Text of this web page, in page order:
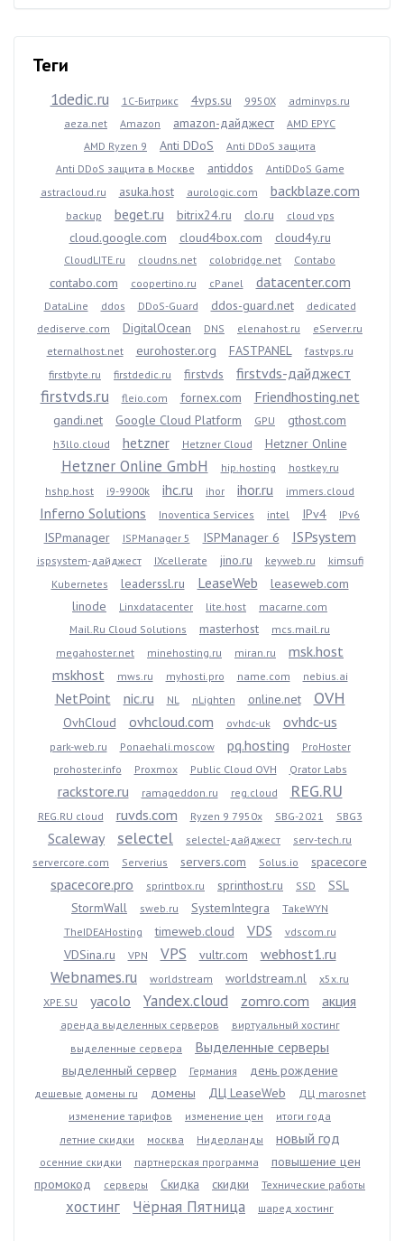
Теги
1dedic.ru 1С-Битрикс 4vps.su 9950X
adminvps.ru
aeza.net
Amazon amazon-дайджест
AMD EPYC
AMD Ryzen 9
Anti DDoS
Anti DDoS защита
Anti DDoS защита в Москве
antiddos
AntiDDoS Game
astracloud.ru
asuka.host aurologic.com backblaze.com
backup beget.ru bitrix24.ru clo.ru cloud vps
cloud.google.com cloud4box.com cloud4y.ru
CloudLITE.ru cloudns.net colobridge.net Contabo
contabo.com coopertino.ru cPanel datacenter.com
DataLine ddos DDoS-Guard ddos-guard.net
dedicated
dediserve.com
DigitalOcean DNS elenahost.ru
eServer.ru
eternalhost.net
eurohoster.org FASTPANEL
fastvps.ru
firstbyte.ru
firstdedic.ru firstvds firstvds-дайджест
firstvds.ru fleio.com fornex.com Friendhosting.net
gandi.net Google Cloud Platform GPU gthost.com
h3llo.cloud hetzner Hetzner Cloud Hetzner Online
Hetzner Online GmbH hip.hosting
hostkey.ru
hshp.host
i9-9900k ihc.ru ihor ihor.ru immers.cloud
Inferno Solutions Inoventica Services intel IPv4 IPv6
ISPmanager ISPManager 5 ISPManager 6 ISPsystem
ispsystem-дайджест IXcellerate jino.ru keyweb.ru
kimsufi
Kubernetes
leaderssl.ru LeaseWeb
leaseweb.com
linode
Linxdatacenter lite.host
macarne.com
Mail.Ru Cloud Solutions
masterhost
mcs.mail.ru
megahoster.net
minehosting.ru miran.ru
msk.host
mskhost
mws.ru myhosti.pro name.com nebius.ai
NetPoint nic.ru NL nLighten online.net OVH
OvhCloud ovhcloud.com ovhdc-uk ovhdc-us
park-web.ru Ponaehali.moscow pq.hosting
ProHoster
prohoster.info
Proxmox Public Cloud OVH Qrator Labs
rackstore.ru ramageddon.ru reg.cloud REG.RU
REG.RU cloud ruvds.com Ryzen 9 7950x SBG-2021 SBG3
Scaleway selectel selectel-дайджест
serv-tech.ru
servercore.com
Serverius servers.com Solus.io spacecore
spacecore.pro sprintbox.ru sprinthost.ru SSD
SSL
StormWall
sweb.ru SystemIntegra
TakeWYN
TheIDEAHosting
timeweb.cloud VDS vdscom.ru
VDSina.ru VPN VPS vultr.com webhost1.ru
Webnames.ru worldstream worldstream.nl
x5x.ru
XPE.SU
yacolo Yandex.cloud zomro.com акция
аренда выделенных серверов
виртуальный хостинг
выделенные сервера
Выделенные серверы
выделенный сервер Германия день рождение
дешевые домены ru домены ДЦ LeaseWeb
ДЦ marosnet
изменение тарифов
изменение цен
итоги года
летние скидки
москва Нидерланды новый год
осенние скидки партнерская программа
повышение цен
промокод
серверы Скидка скидки Технические работы
хостинг Чёрная Пятница шаред хостинг